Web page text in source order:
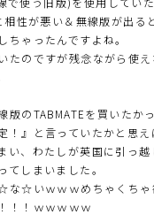
性が悪い＆無線版が出る
ちゃったんですよね。
たのですが残念ながら使え
版のTABMATEを買いたか
！』と言っていたかと思
い、わたしが英国に引っ
てしまいました。
☆いｗｗｗめちゃくちゃ
！！ｗｗｗｗｗ